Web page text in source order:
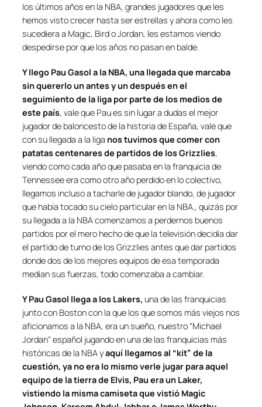
los últimos años en la NBA, grandes jugadores que les
hemos visto crecer hasta ser estrellas y ahora como les
sucediera a Magic, Bird o Jordan, les estamos viendo
despedirse por que los años no pasan en balde.
Y llego Pau Gasol a la NBA, una llegada que marcaba
sin quererlo un antes y un después en el
seguimiento de la liga por parte de los medios de
este país, vale que Pau es sin lugar a dudas el mejor
jugador de baloncesto de la historia de España, vale que
con su llegada a la liga nos tuvimos que comer con
patatas centenares de partidos de los Grizzlies,
viendo como cada año que pasaba en la franquicia de
Tennessee era como otro año perdido en lo colectivo,
llegamos incluso a tacharle de jugador blando, de jugador
que había tocado su cielo particular en la NBA., quizás por
su llegada a la NBA comenzamos a perdernos buenos
partidos por el mero hecho de que la televisión decidía dar
el partido de turno de los Grizzlies antes que dar partidos
donde dos de los mejores equipos de esa temporada
median sus fuerzas, todo comenzaba a cambiar.
Y Pau Gasol llega a los Lakers, una de las franquicias
junto con Boston con la que los que somos más viejos nos
aficionamos a la NBA, era un sueño, nuestro “Michael
Jordan” español jugando en una de las franquicias más
históricas de la NBA yaquí llegamos al “kit” de la
cuestión, ya no era lo mismo verle jugar para aquel
equipo de la tierra de Elvis, Pau era un Laker,
vistiendo la misma camiseta que vistió Magic